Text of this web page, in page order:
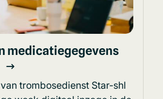
medicatiegegevens
trombosedienst Star-shl